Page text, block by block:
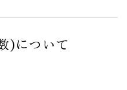
)について